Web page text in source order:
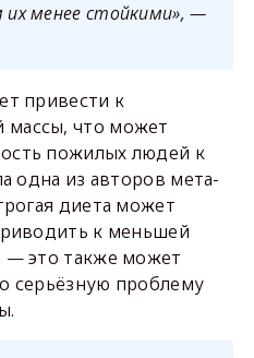
их менее стойкими», —
привести к
что может
пожилых людей к
одна из авторов мета-
диета может
к меньшей
— это также может
серьёзную проблему